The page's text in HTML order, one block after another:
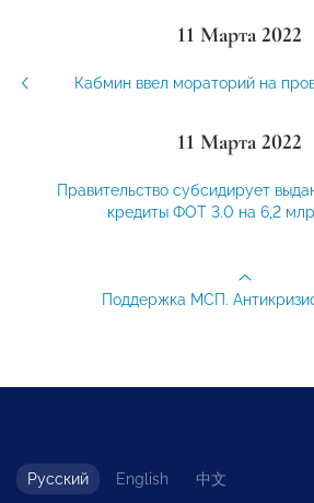
11 Марта 2022
Кабмин ввел мораторий на
11 Марта 2022
Правительство субсидирует
кредиты ФОТ 3.0 на 6,2
Поддержка МСП.
Русский English 中文